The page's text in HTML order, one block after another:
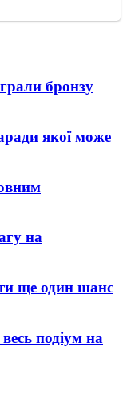
бронзу
якої може
на
ще один шанс
подіум на